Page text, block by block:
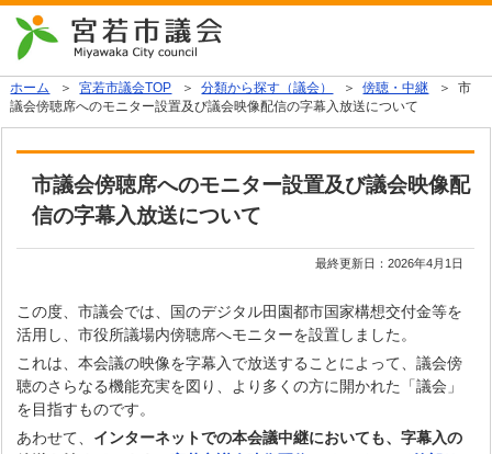
ホーム ＞宮若市議会TOP ＞分類から探す（議会） ＞傍聴・中継 ＞ 市
議会傍聴席へのモニター設置及び議会映像配信の字幕入放送について
市議会傍聴席へのモニター設置及び議会映像配
信の字幕入放送について
最終更新日：2026年4月1日
この度、市議会では、国のデジタル田園都市国家構想交付金等を
活用し、市役所議場内傍聴席へモニターを設置しました。
これは、本会議の映像を字幕入で放送することによって、議会傍
聴のさらなる機能充実を図り、より多くの方に開かれた「議会」
を目指すものです。
あわせて、 インターネットでの本会議中継においても、字幕入の